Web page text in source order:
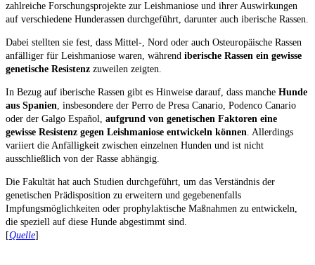
zahlreiche Forschungsprojekte zur Leishmaniose und ihrer Auswirkungen
auf verschiedene Hunderassen durchgeführt, darunter auch iberische Rassen.
Dabei stellten sie fest, dass Mittel-, Nord oder auch Osteuropäische Rassen
anfälliger für Leishmaniose waren, während iberische Rassen ein gewisse
genetische Resistenz zuweilen zeigten.
In Bezug auf iberische Rassen gibt es Hinweise darauf, dass manche Hunde
aus Spanien, insbesondere der Perro de Presa Canario, Podenco Canario
oder der Galgo Español, aufgrund von genetischen Faktoren eine
gewisse Resistenz gegen Leishmaniose entwickeln können. Allerdings
variiert die Anfälligkeit zwischen einzelnen Hunden und ist nicht
ausschließlich von der Rasse abhängig.
Die Fakultät hat auch Studien durchgeführt, um das Verständnis der
genetischen Prädisposition zu erweitern und gegebenenfalls
Impfungsmöglichkeiten oder prophylaktische Maßnahmen zu entwickeln,
die speziell auf diese Hunde abgestimmt sind.
[Quelle]